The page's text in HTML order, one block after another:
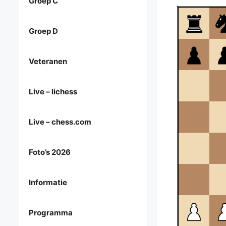
Groep D
Veteranen
Live – lichess
Live – chess.com
Foto’s 2026
Informatie
Programma